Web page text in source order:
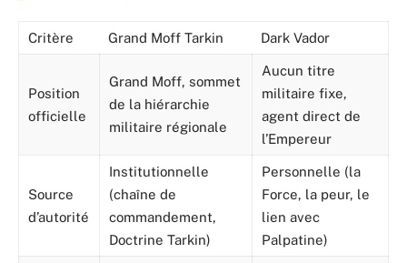
Critère Grand Moff Tarkin Dark Vador
Position
officielle
Grand Moff, sommet
de la hiérarchie
militaire régionale
Aucun titre
militaire fixe,
agent direct de
l’Empereur
Source
d’autorité
Institutionnelle
(chaîne de
commandement,
Doctrine Tarkin)
Personnelle (la
Force, la peur, le
lien avec
Palpatine)